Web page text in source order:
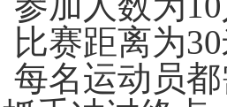
比赛距离为30
每名运动员